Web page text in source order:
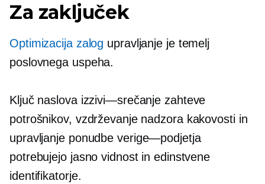
Za zaključek
Optimizacija zalog upravljanje je temelj
poslovnega uspeha.
Ključ naslova izzivi—srečanje zahteve
potrošnikov, vzdrževanje nadzora kakovosti in
upravljanje ponudbe verige—podjetja
potrebujejo jasno vidnost in edinstvene
identifikatorje.